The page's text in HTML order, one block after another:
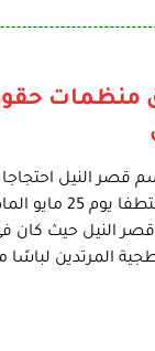
منظمات
قسم قصر النيل
الذى تعرض له محمد
النيل حيث كان فى
المرتدين لباسًا